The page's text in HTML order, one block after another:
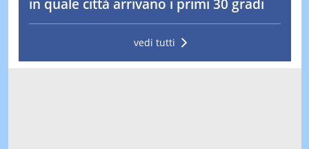
in quale città arrivano i primi 30 gradi
vedi tutti